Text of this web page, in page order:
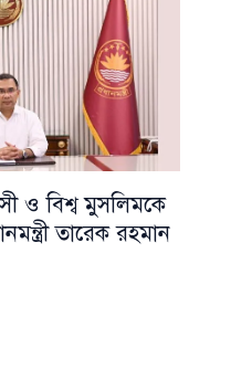
ও বিশ্ব মুসলিমকে
তারেক রহমান